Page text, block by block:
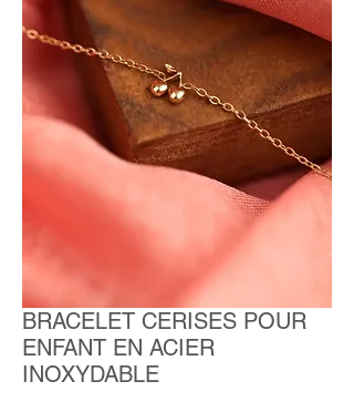
BRACELET CERISES POUR
ENFANT EN ACIER
INOXYDABLE